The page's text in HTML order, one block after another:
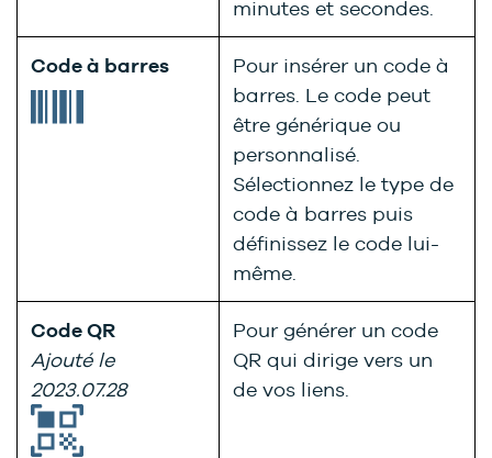
minutes et secondes.
Code à barres
Pour insérer un code à
barres. Le code peut
être générique ou
personnalisé.
Sélectionnez le type de
code à barres puis
définissez le code lui-
même.
Code QR
Ajouté le
2023.07.28
Pour générer un code
QR qui dirige vers un
de vos liens.